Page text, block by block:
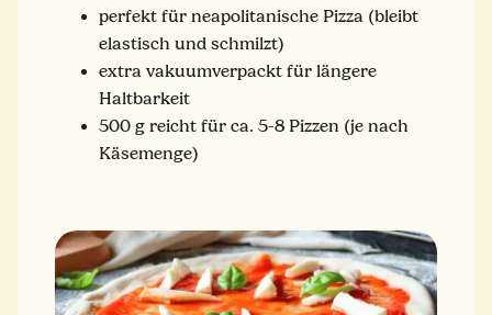
perfekt für neapolitanische Pizza (bleibt
elastisch und schmilzt)
extra vakuumverpackt für längere
Haltbarkeit
500 g reicht für ca. 5-8 Pizzen (je nach
Käsemenge)